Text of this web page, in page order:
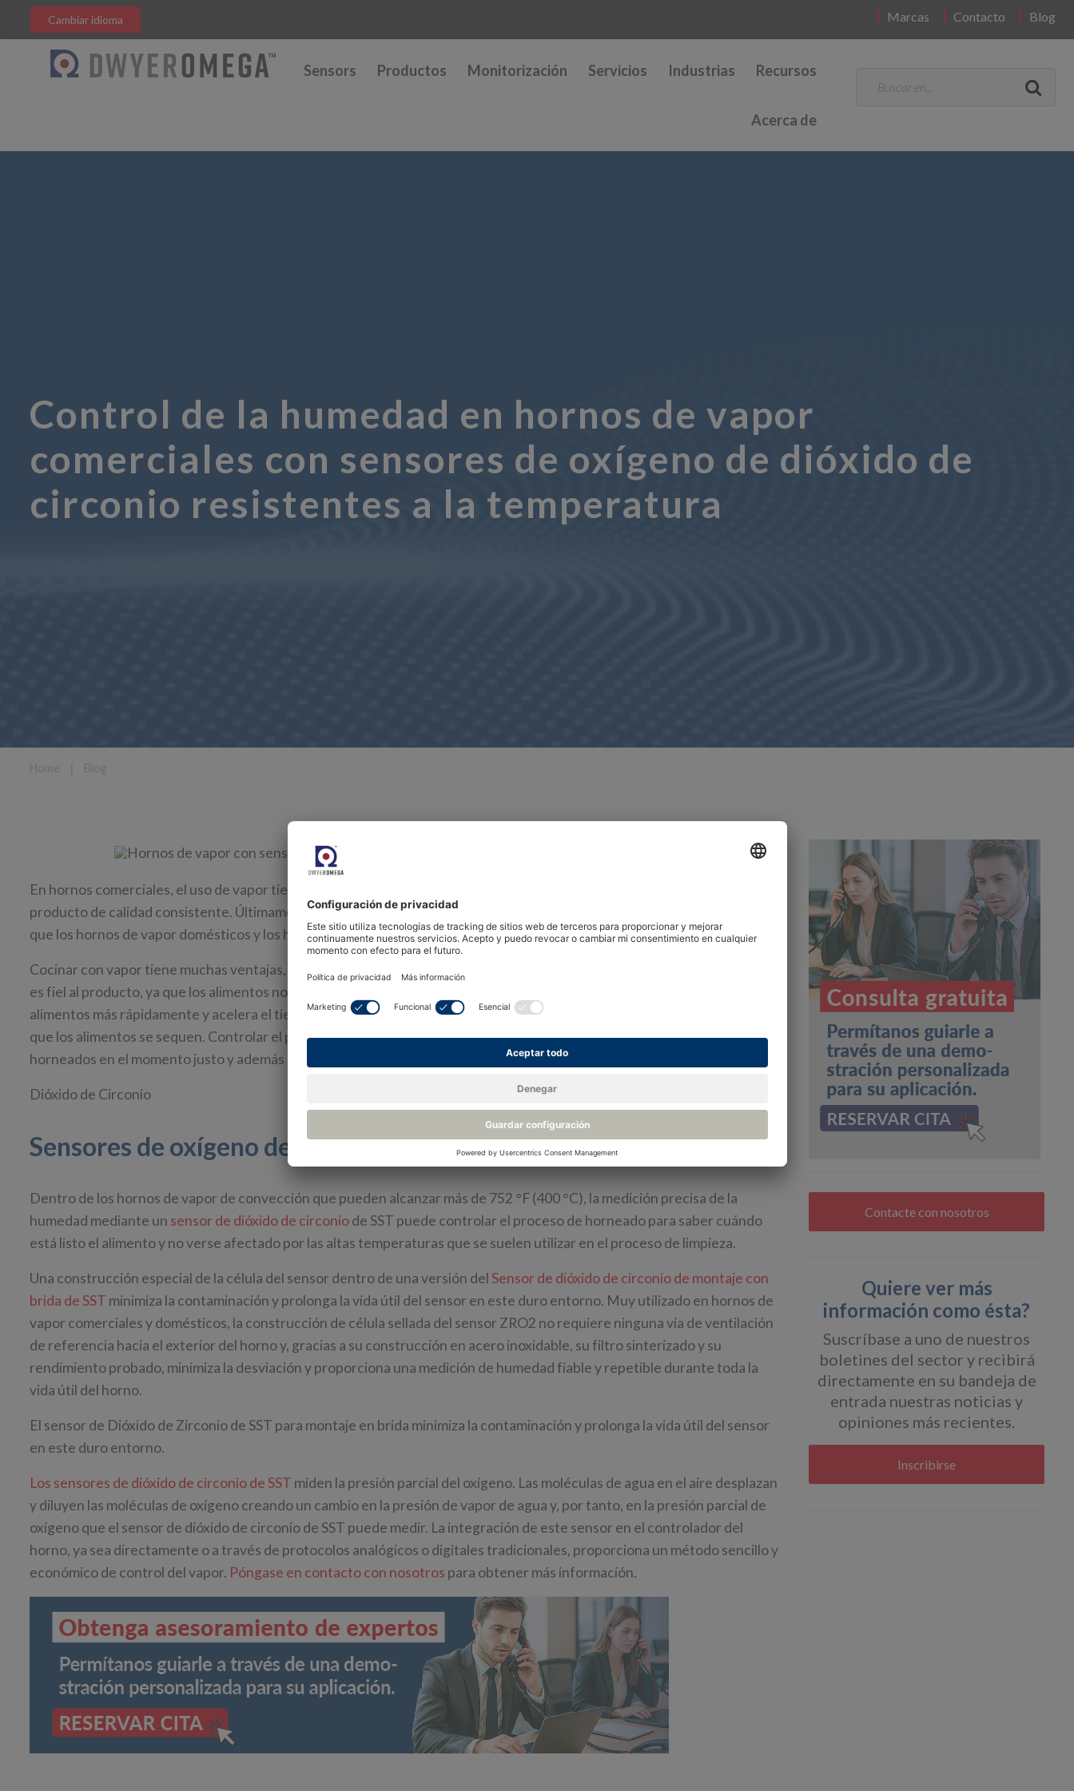
Marcas Contacto Blog
Cambiar idioma
Sensors Productos Monitorización Servicios Industrias Recursos
Acerca de
Control de la humedad en hornos de vapor
comerciales con sensores de oxígeno de dióxido de
circonio resistentes a la temperatura
En hornos comerciales, el uso de vapor tiene muchas ventajas y en algunos casos es crítico para la producción de un
producto de calidad consistente. Últimamente, la reducción de los costes de producción de los hornos de vapor ha hecho
que los hornos de vapor domésticos y los hornos de vapor combinados sean cada vez más populares.
Cocinar con vapor tiene muchas ventajas, entre ellas la de conservar los minerales y las vitaminas de los alimentos. El sabor
es fiel al producto, ya que los alimentos no están sumergidos en agua, y el vapor transfiere la energía térmica a los
alimentos más rápidamente y acelera el tiempo de cocción. Recalentar utilizando vapor también conserva el sabor y evita
que los alimentos se sequen. Controlar el perfil del uso del vapor ayuda a retener el contenido de agua en los productos
horneados en el momento justo y además adquieren un exterior brillante sin necesidad de lavarlos con huevo.
Dióxido de Circonio
Sensores de oxígeno de dióxido de circonio
Dentro de los hornos de vapor de convección que pueden alcanzar más de 752 °F (400 °C), la medición precisa de la
humedad mediante un sensor de dióxido de circoniode SST puede controlar el proceso de horneado para saber cuándo
está listo el alimento y no verse afectado por las altas temperaturas que se suelen utilizar en el proceso de limpieza.
Una construcción especial de la célula del sensor dentro de una versión delSensor de dióxido de circonio de montaje con
brida de SST minimiza la contaminación y prolonga la vida útil del sensor en este duro entorno. Muy utilizado en hornos de
vapor comerciales y domésticos, la construcción de célula sellada del sensor ZRO2 no requiere ninguna vía de ventilación
de referencia hacia el exterior del horno y, gracias a su construcción en acero inoxidable, su filtro sinterizado y su
rendimiento probado, minimiza la desviación y proporciona una medición de humedad fiable y repetible durante toda la
vida útil del horno.
El sensor de Dióxido de Zirconio de SST para montaje en brida minimiza la contaminación y prolonga la vida útil del sensor
en este duro entorno.
Los sensores de dióxido de circonio de SST miden la presión parcial del oxígeno. Las moléculas de agua en el aire desplazan
y diluyen las moléculas de oxígeno creando un cambio en la presión de vapor de agua y, por tanto, en la presión parcial de
oxígeno que el sensor de dióxido de circonio de SST puede medir. La integración de este sensor en el controlador del
horno, ya sea directamente o a través de protocolos analógicos o digitales tradicionales, proporciona un método sencillo y
económico de control del vapor. Póngase en contacto con nosotros para obtener más información.
Contacte con nosotros
Quiere ver más
información como ésta?
Suscríbase a uno de nuestros
boletines del sector y recibirá
directamente en su bandeja de
entrada nuestras noticias y
opiniones más recientes.
Inscribirse